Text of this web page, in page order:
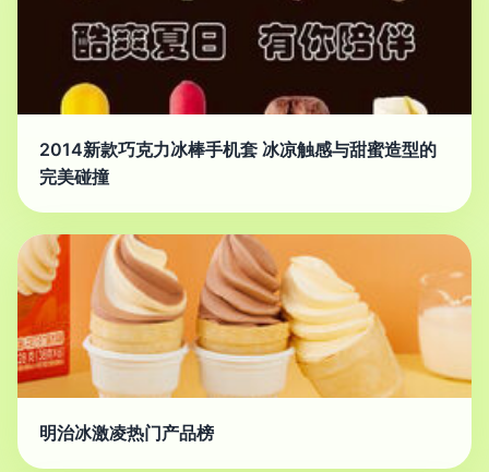
2014新款巧克力冰棒手机套 冰凉触感与甜蜜造型的
完美碰撞
明治冰激凌热门产品榜